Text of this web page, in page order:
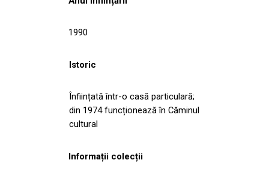
1990
Istoric
Înființată într-o casă particulară;
din 1974 funcționează în Căminul
cultural
Informații colecții